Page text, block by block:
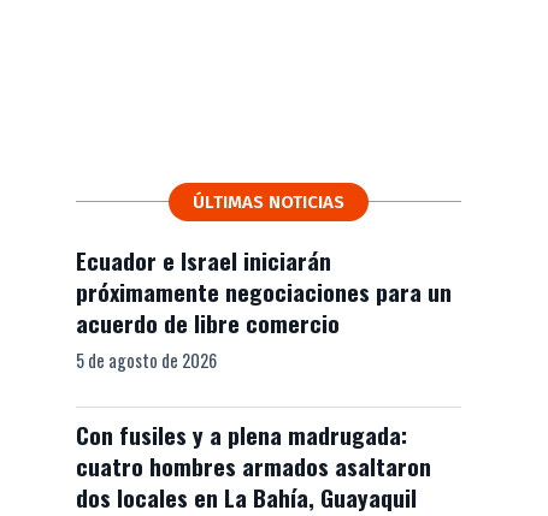
ÚLTIMAS NOTICIAS
Ecuador e Israel iniciarán
próximamente negociaciones para un
acuerdo de libre comercio
5 de agosto de 2026
Con fusiles y a plena madrugada:
cuatro hombres armados asaltaron
dos locales en La Bahía, Guayaquil